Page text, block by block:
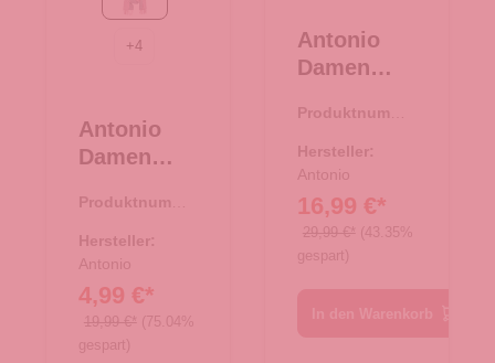
+4
Antonio
Damen
Cashmera
- rosa/grau
Produktnumme
Hersteller:
Antonio
4,99 €*
19,99 €* (75.04%
gespart)
Antonio
Damen
Rucksack -
schwarz
Produktnumme
Hersteller:
Antonio
16,99 €*
29,99 €* (43.35%
gespart)